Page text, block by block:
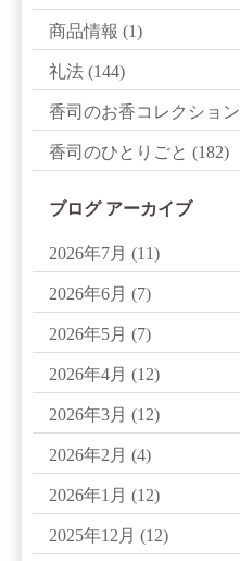
商品情報 (1)
礼法 (144)
香司のお香コレクション
香司のひとりごと (182)
ブログ アーカイブ
2026年7月 (11)
2026年6月 (7)
2026年5月 (7)
2026年4月 (12)
2026年3月 (12)
2026年2月 (4)
2026年1月 (12)
2025年12月 (12)